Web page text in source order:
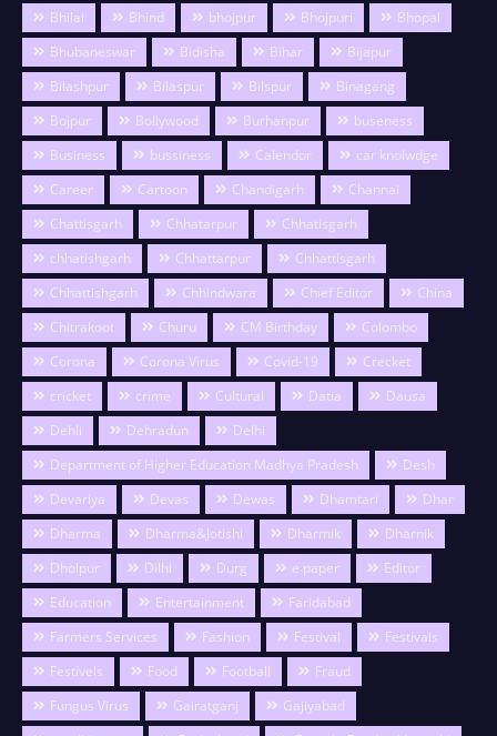
Bhilai
Bhind bhojpur Bhojpuri
Bhopal
Bhubaneswar
Bidisha Bihar
Bijapur
Bilashpur
Bilaspur Bilspur
Binagang
Bojpur
Bollywood Burhanpur
buseness
Business
bussiness Calendor
car knolwdge
Career
Cartoon Chandigarh
Channai
Chattisgarh
Chhatarpur
Chhatisgarh
chhatishgarh
Chhattarpur
Chhattisgarh
Chhattishgarh
Chhindwara Chief Editor
China
Chitrakoot
Churu CM Birthday
Colombo
Corona
Corona Virus Covid-19
Crecket
cricket
crime Cultural Datia
Dausa
Dehli
Dehradun
Delhi
Department of Higher Education Madhya Pradesh
Desh
Devariya
Devas Dewas Dhamtari
Dhar
Dharma
Dharma&Jotishi Dharmik
Dharnik
Dholpur
Dilhi Durg e paper
Editor
Education
Entertainment
Faridabad
Farmers Services
Fashion Festival
Festivals
Festivels
Food Football
Fraud
Fungus Virus
Gairatganj
Gajiyabad